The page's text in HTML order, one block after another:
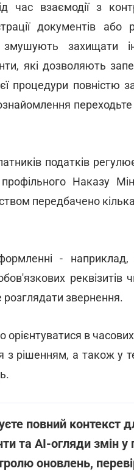
час взаємодії з
документів
захищати
які дозволяють
процедури
переходьте
податків
профільного Наказу
передбачено
- наприклад,
розглядати звернення.
орієнтуватися в
з рішенням, а також у
повний контекст
та AI-огляди змін
оновлень,